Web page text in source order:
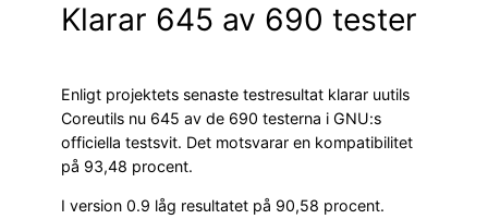
Klarar 645 av 690 tester
Enligt projektets senaste testresultat klarar uutils
Coreutils nu 645 av de 690 testerna i GNU:s
officiella testsvit. Det motsvarar en kompatibilitet
på 93,48 procent.
I version 0.9 låg resultatet på 90,58 procent.